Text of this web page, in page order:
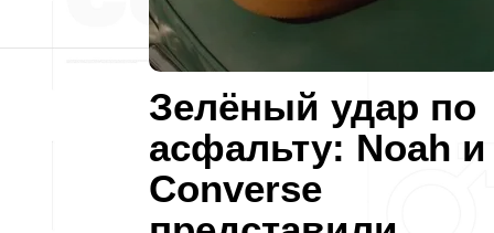
Зелёный удар по
асфальту: Noah и
Converse